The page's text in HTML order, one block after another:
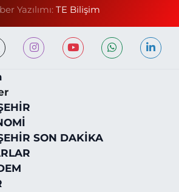
Yazılımı: TE Bilişim
SON DAKİKA